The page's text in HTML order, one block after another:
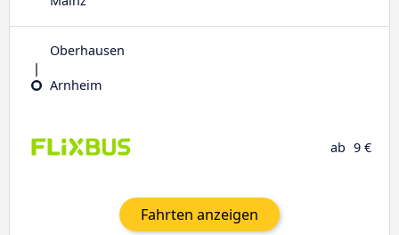
Oberhausen
Arnheim
ab 9 €
Fahrten anzeigen